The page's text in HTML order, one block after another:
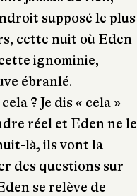
supposé le plus
cette nuit où Eden
ignominie,
ébranlé.
? Je dis « cela »
réel et Eden ne le
là, ils vont la
des questions sur
se relève de